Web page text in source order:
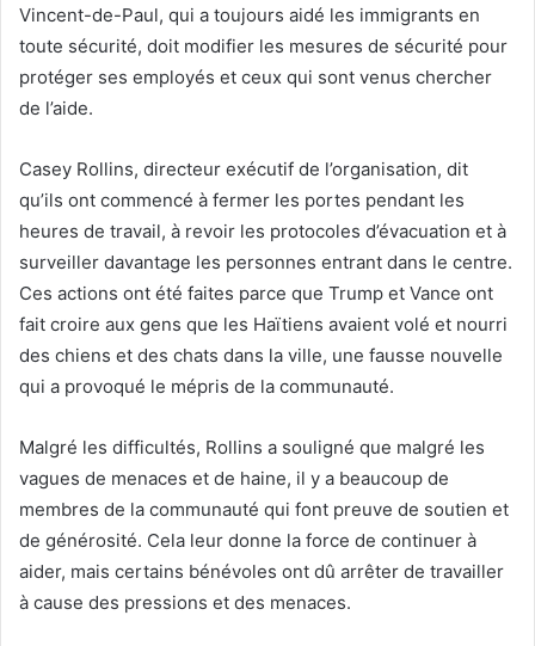
Vincent-de-Paul, qui a toujours aidé les immigrants en
toute sécurité, doit modifier les mesures de sécurité pour
protéger ses employés et ceux qui sont venus chercher
de l’aide.
Casey Rollins, directeur exécutif de l’organisation, dit
qu’ils ont commencé à fermer les portes pendant les
heures de travail, à revoir les protocoles d’évacuation et à
surveiller davantage les personnes entrant dans le centre.
Ces actions ont été faites parce que Trump et Vance ont
fait croire aux gens que les Haïtiens avaient volé et nourri
des chiens et des chats dans la ville, une fausse nouvelle
qui a provoqué le mépris de la communauté.
Malgré les difficultés, Rollins a souligné que malgré les
vagues de menaces et de haine, il y a beaucoup de
membres de la communauté qui font preuve de soutien et
de générosité. Cela leur donne la force de continuer à
aider, mais certains bénévoles ont dû arrêter de travailler
à cause des pressions et des menaces.